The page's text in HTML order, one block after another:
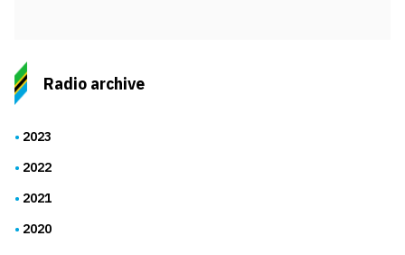
Radio archive
2023
2022
2021
2020